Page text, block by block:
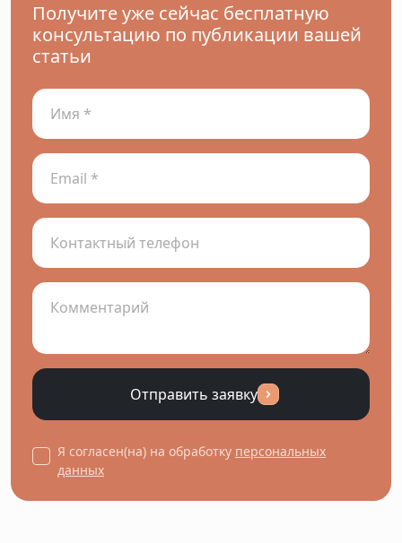
Получите уже сейчас бесплатную
консультацию по публикации вашей
статьи
Отправить заявку
Я согласен(на) на обработку персональных
данных